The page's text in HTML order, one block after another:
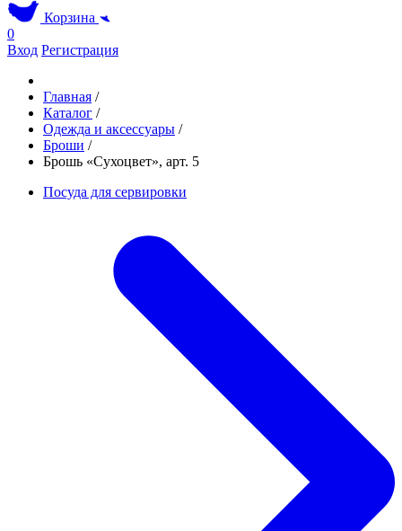
Корзина
0
Вход Регистрация
Главная /
Каталог /
Одежда и аксессуары /
Броши /
Брошь «Сухоцвет», арт. 5
Посуда для сервировки